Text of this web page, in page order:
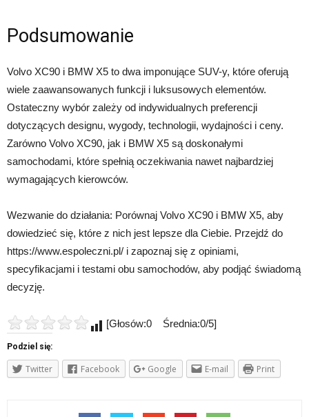
Podsumowanie
Volvo XC90 i BMW X5 to dwa imponujące SUV-y, które oferują
wiele zaawansowanych funkcji i luksusowych elementów.
Ostateczny wybór zależy od indywidualnych preferencji
dotyczących designu, wygody, technologii, wydajności i ceny.
Zarówno Volvo XC90, jak i BMW X5 są doskonałymi
samochodami, które spełnią oczekiwania nawet najbardziej
wymagających kierowców.
Wezwanie do działania: Porównaj Volvo XC90 i BMW X5, aby
dowiedzieć się, które z nich jest lepsze dla Ciebie. Przejdź do
https://www.espoleczni.pl/ i zapoznaj się z opiniami,
specyfikacjami i testami obu samochodów, aby podjąć świadomą
decyzję.
[Głosów:0 Średnia:0/5]
Podziel się:
Twitter Facebook Google E-mail Print